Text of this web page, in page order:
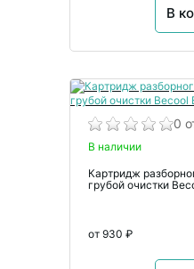
В
0
В наличии
Картридж
грубой очистки
от 930 ₽